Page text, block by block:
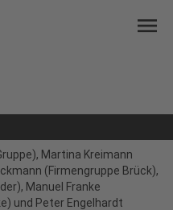
menu
Martina Kreimann
(Firmengruppe Brück),
Manuel Franke
und Peter Engelhardt